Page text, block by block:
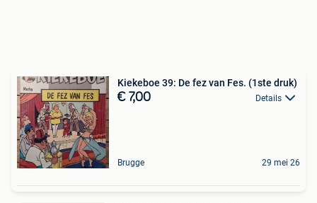
Kiekeboe 39: De fez van Fes. (1ste druk)
€ 7,00 Details
Brugge 29 mei 26